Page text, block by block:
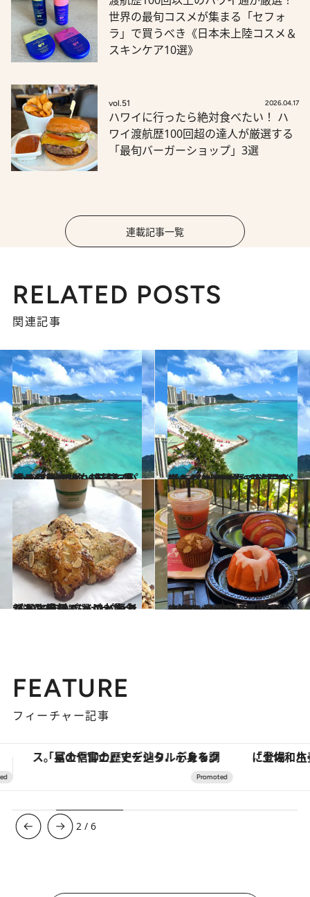
世界の最旬コスメが集まる「セフォ
ラ」で買うべき《日本未上陸コスメ＆
スキンケア10選》
vol.51 2026.04.17
ハワイに行ったら絶対食べたい！ ハ
ワイ渡航歴100回超の達人が厳選する
「最旬バーガーショップ」3選
連載記事一覧
RELATED POSTS
関連記事
2023.12.15
ブランニューハワイを楽しみ尽くす 4泊6日コスパgoodな大人旅・前篇 グルメや買い物、絶景も見逃せない！
旅＆お出かけ 2023.12.22
ブランニューハワイを楽しみ尽くす 4泊6日コスパgoodな大人旅・後篇 観光もグルメも賢く欲張りに！
旅＆お出かけ
2023.10.31
【2023年ハワイのパンリスト】素材で選ぶ？ カラフルさ重視？ ハワイ賢者が選ぶ絶品パンが大集合
旅＆お出かけ 2023.3.13
ネクストハワイ旅行で行きたい 名門ホテル直営の2大ベーカリーを ハワイの達人が徹底解剖！
旅＆お出かけ
FEATURE
フィーチャー記事
「土佐和ハーブかき氷」がOMO7高知に登場！生姜、山椒、大葉など目にも舌にも涼を呼ぶ郷土の味
3 /6